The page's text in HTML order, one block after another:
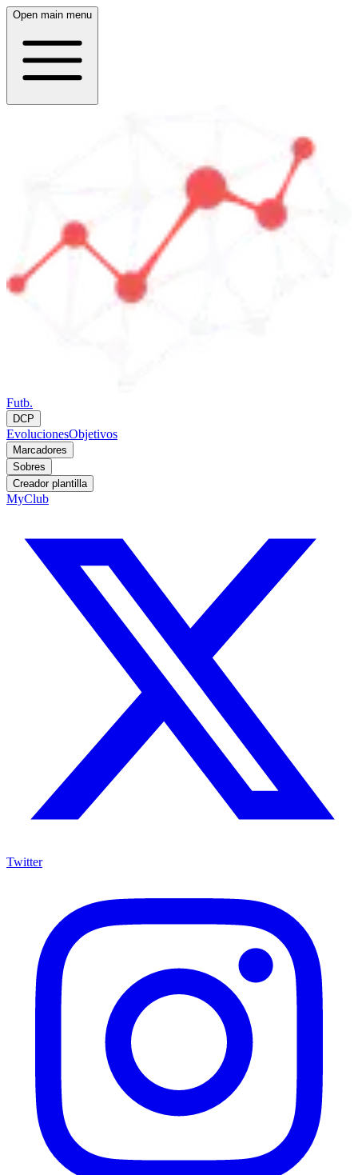
Open main menu
Futb.
DCP
EvolucionesObjetivos
Marcadores
Sobres
Creador plantilla
MyClub
Twitter